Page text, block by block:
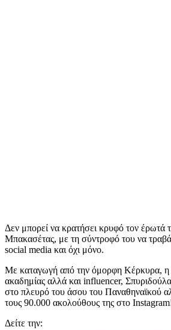
Δεν μπορεί να κρατήσει κρυφό τον έρωτά
Μπακασέτας, με τη σύντροφό του να
social media και όχι μόνο.
Με καταγωγή από την όμορφη Κέρκυρα, η
ακαδημίας αλλά και influencer,
στο πλευρό του άσου του Παναθηναϊκού
τους 90.000 ακολούθους της στο
Δείτε την: